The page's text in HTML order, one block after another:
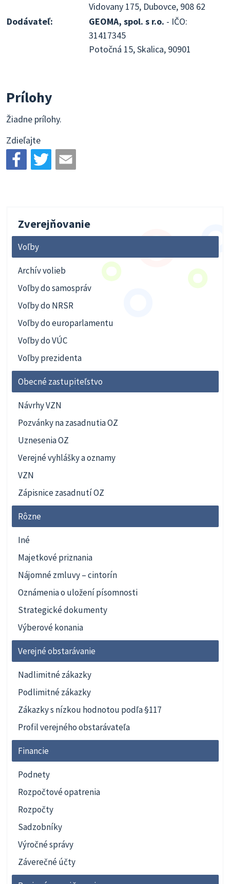
Vidovany 175, Dubovce, 908 62
Dodávateľ:
GEOMA, spol. s r.o. - IČO:
31417345
Potočná 15, Skalica, 90901
Prílohy
Žiadne prílohy.
Zdieľajte
Zverejňovanie
Voľby
Archív volieb
Voľby do samospráv
Voľby do NRSR
Voľby do europarlamentu
Voľby do VÚC
Voľby prezidenta
Obecné zastupiteľstvo
Návrhy VZN
Pozvánky na zasadnutia OZ
Uznesenia OZ
Verejné vyhlášky a oznamy
VZN
Zápisnice zasadnutí OZ
Rôzne
Iné
Majetkové priznania
Nájomné zmluvy – cintorín
Oznámenia o uložení písomnosti
Strategické dokumenty
Výberové konania
Verejné obstarávanie
Nadlimitné zákazky
Podlimitné zákazky
Zákazky s nízkou hodnotou podľa §117
Profil verejného obstarávateľa
Financie
Podnety
Rozpočtové opatrenia
Rozpočty
Sadzobníky
Výročné správy
Záverečné účty